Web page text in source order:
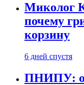
Миколог
почему
корзину
6 дней спустя
ПНИПУ: